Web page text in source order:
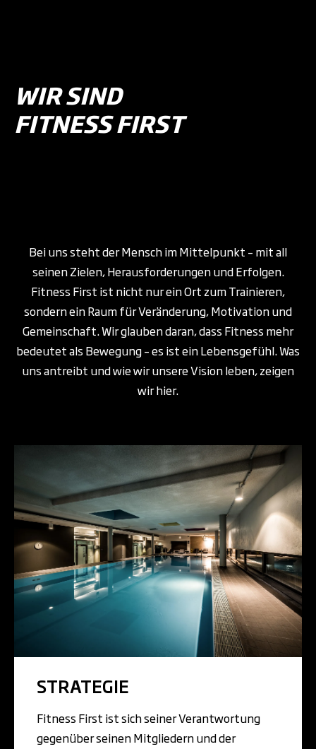
WIR SIND
FITNESS FIRST
Bei uns steht der Mensch im Mittelpunkt – mit all
seinen Zielen, Herausforderungen und Erfolgen.
Fitness First ist nicht nur ein Ort zum Trainieren,
sondern ein Raum für Veränderung, Motivation und
Gemeinschaft. Wir glauben daran, dass Fitness mehr
bedeutet als Bewegung – es ist ein Lebensgefühl. Was
uns antreibt und wie wir unsere Vision leben, zeigen
wir hier.
STRATEGIE
Fitness First ist sich seiner Verantwortung
gegenüber seinen Mitgliedern und der